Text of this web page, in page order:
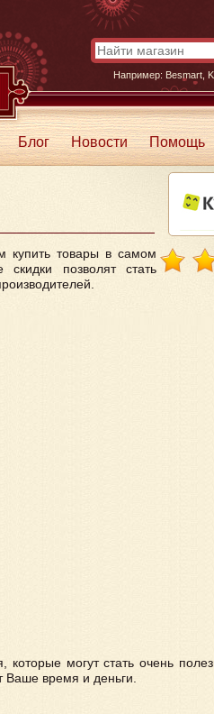
купить товары в самом
позволят стать
которые могут стать очень
Ваше время и деньги.
Например: Besmart
Блог Новости Помощь